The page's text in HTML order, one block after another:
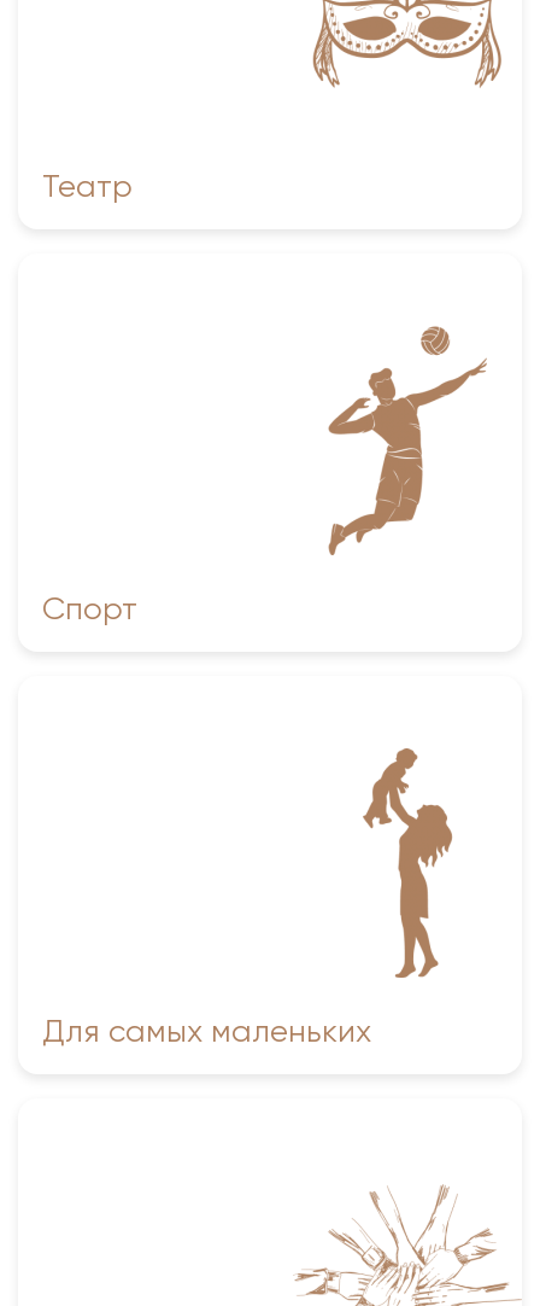
Театр
Спорт
Для самых маленьких
Студия эстетического воспитания «Шоу-вау»